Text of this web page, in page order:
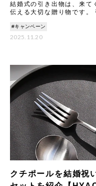
結婚式の引き出物は、来て
伝える大切な贈り物です。
物の
#キャンペーン
2025.11.20
クチポールを結婚祝